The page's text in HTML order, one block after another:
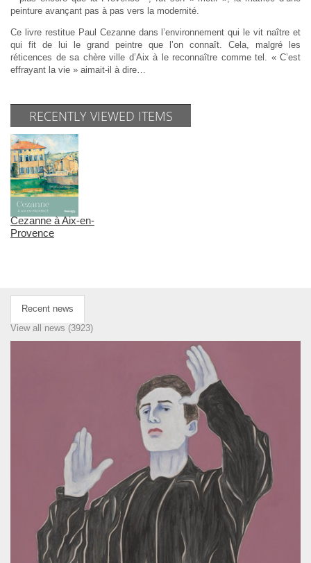
peinture avançant pas à pas vers la modernité.
Ce livre restitue Paul Cezanne dans l’environnement qui le vit naître et
qui fit de lui le grand peintre que l’on connaît. Cela, malgré les
réticences de sa chère ville d’Aix à le reconnaître comme tel. « C’est
effrayant la vie » aimait-il à dire…
RECENTLY VIEWED ITEMS
Cezanne à Aix-en-
Provence
Recent news
View all news (3923)